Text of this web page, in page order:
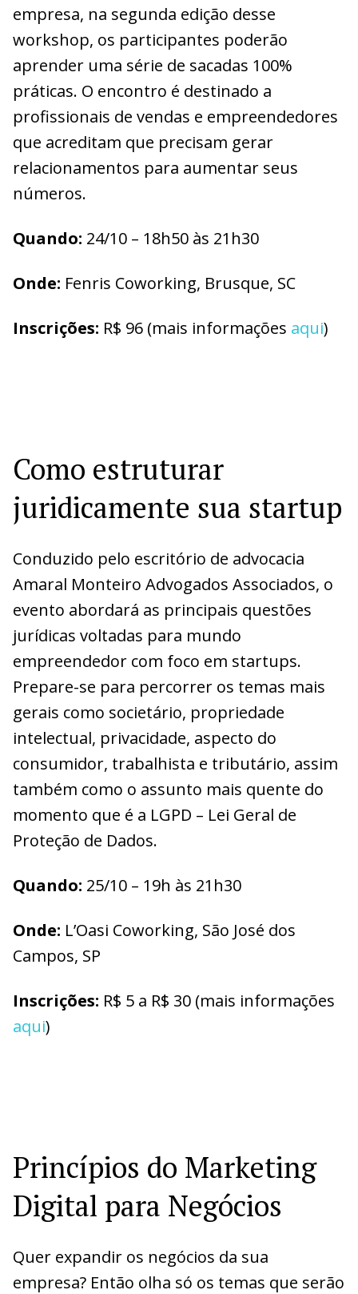
empresa, na segunda edição desse
workshop, os participantes poderão
aprender uma série de sacadas 100%
práticas. O encontro é destinado a
profissionais de vendas e empreendedores
que acreditam que precisam gerar
relacionamentos para aumentar seus
números.
Quando: 24/10 – 18h50 às 21h30
Onde: Fenris Coworking, Brusque, SC
Inscrições: R$ 96 (mais informações aqui)
Como estruturar
juridicamente sua startup
Conduzido pelo escritório de advocacia
Amaral Monteiro Advogados Associados, o
evento abordará as principais questões
jurídicas voltadas para mundo
empreendedor com foco em startups.
Prepare-se para percorrer os temas mais
gerais como societário, propriedade
intelectual, privacidade, aspecto do
consumidor, trabalhista e tributário, assim
também como o assunto mais quente do
momento que é a LGPD – Lei Geral de
Proteção de Dados.
Quando: 25/10 – 19h às 21h30
Onde: L’Oasi Coworking, São José dos
Campos, SP
Inscrições: R$ 5 a R$ 30 (mais informações
aqui)
Princípios do Marketing
Digital para Negócios
Quer expandir os negócios da sua
empresa? Então olha só os temas que serão